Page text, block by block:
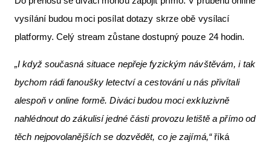
vysílání budou moci posílat dotazy skrze obě vysílací
platformy. Celý stream zůstane dostupný pouze 24 hodin.
„I když současná situace nepřeje fyzickým návštěvám, i tak
bychom rádi fanoušky letectví a cestování u nás přivítali
alespoň v online formě. Diváci budou moci exkluzivně
nahlédnout do zákulisí jedné části provozu letiště a přímo od
těch nejpovolanějších se dozvědět, co je zajímá,“říká